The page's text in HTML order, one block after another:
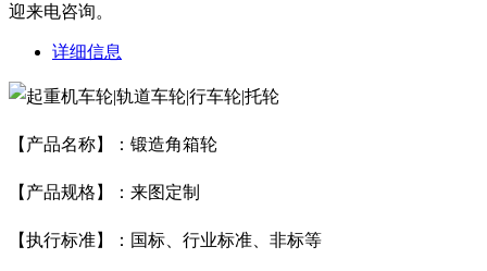
迎来电咨询。
详细信息
【产品名称】：锻造角箱轮
【产品规格】：来图定制
【执行标准】：国标、行业标准、非标等